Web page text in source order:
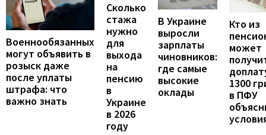
Военнообязанных
могут объявить в
розыск даже
после уплаты
штрафа: что
важно знать
Сколько
стажа
нужно
для
выхода
на
пенсию
в
Украине
в 2026
году
В Украине
выросли
зарплаты
чиновников:
где самые
высокие
оклады
Кто из
может
1300
в ПФУ